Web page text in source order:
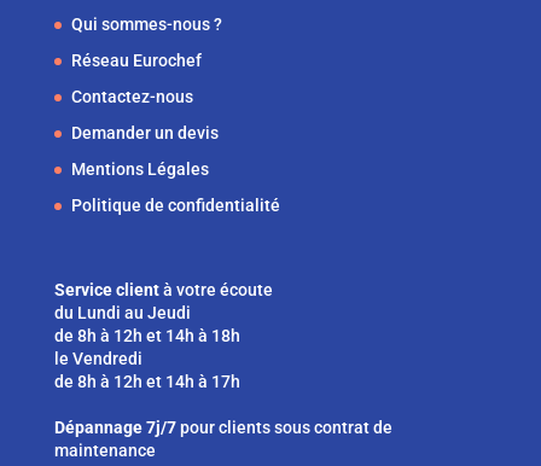
Qui sommes-nous ?
Réseau Eurochef
Contactez-nous
Demander un devis
Mentions Légales
Politique de confidentialité
Service clientà votre écoute
du Lundi au Jeudi
de 8h à 12h et 14h à 18h
le Vendredi
de 8h à 12h et 14h à 17h
Dépannage 7j/7pour clients sous contrat de
maintenance